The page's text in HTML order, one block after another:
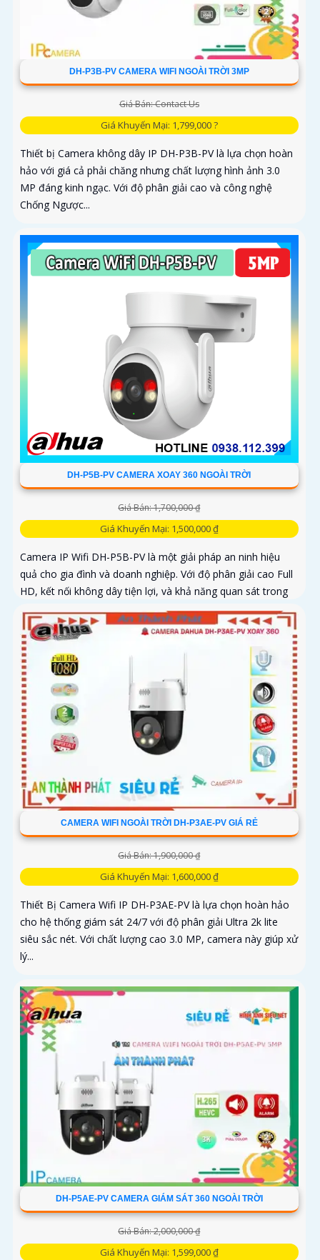
DH-P3B-PV CAMERA WIFI NGOÀI TRỜI 3MP
Giá Bán: Contact Us
Giá Khuyến Mại: 1,799,000 ?
Thiết bị Camera không dây IP DH-P3B-PV là lựa chọn hoàn
hảo với giá cả phải chăng nhưng chất lượng hình ảnh 3.0
MP đáng kinh ngạc. Với độ phân giải cao và công nghệ
Chống Ngược...
DH-P5B-PV CAMERA XOAY 360 NGOÀI TRỜI
Giá Bán: 1,700,000 ₫
Giá Khuyến Mại: 1,500,000 ₫
Camera IP Wifi DH-P5B-PV là một giải pháp an ninh hiệu
quả cho gia đình và doanh nghiệp. Với độ phân giải cao Full
HD, kết nối không dây tiện lợi, và khả năng quan sát trong
ánh sáng yếu, camera giúp bạn theo dõi mọi góc cạnh một
cách rõ ràng
CAMERA WIFI NGOÀI TRỜI DH-P3AE-PV GIÁ RẺ
Giá Bán: 1,900,000 ₫
Giá Khuyến Mại: 1,600,000 ₫
Thiết Bị Camera Wifi IP DH-P3AE-PV là lựa chọn hoàn hảo
cho hệ thống giám sát 24/7 với độ phân giải Ultra 2k lite
siêu sắc nét. Với chất lượng cao 3.0 MP, camera này giúp xử
lý...
DH-P5AE-PV CAMERA GIÁM SÁT 360 NGOÀI TRỜI
Giá Bán: 2,000,000 ₫
Giá Khuyến Mại: 1,599,000 ₫